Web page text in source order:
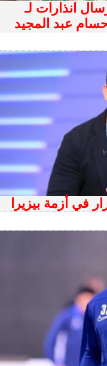
انذارات لـ
عبد المجيد
في أزمة بيزيرا